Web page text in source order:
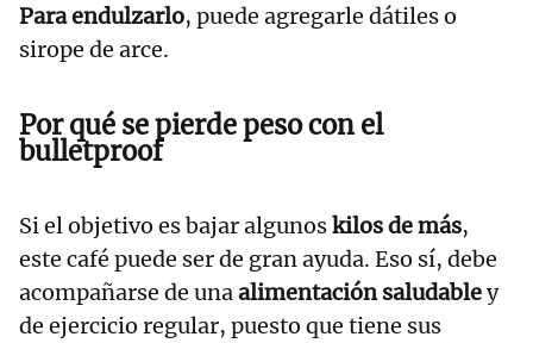
Para endulzarlo, puede agregarle dátiles o
sirope de arce.
Por qué se pierde peso con el
bulletproof
Si el objetivo es bajar algunoskilos de más,
este café puede ser de gran ayuda. Eso sí, debe
acompañarse de unaalimentación saludabley
de ejercicio regular, puesto que tiene sus